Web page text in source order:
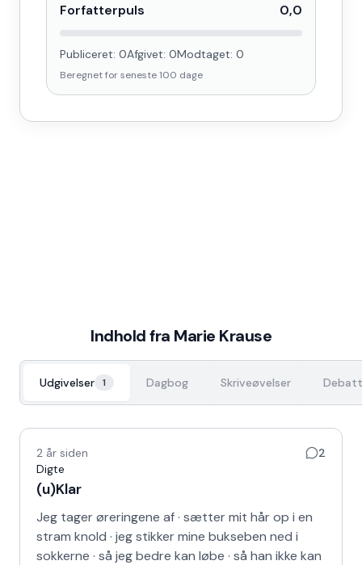
Forfatterpuls 0,0
Publiceret: 0Afgivet: 0Modtaget: 0
Beregnet for seneste100 dage
Indhold fra Marie Krause
Udgivelser 1 Dagbog Skriveøvelser
2 år siden
2
Digte
(u)Klar
Jeg tager øreringene af · sætter mit hår op i en
stram knold · jeg stikker mine bukseben ned i
sokkerne · så jeg bedre kan løbe · så han ikke kan